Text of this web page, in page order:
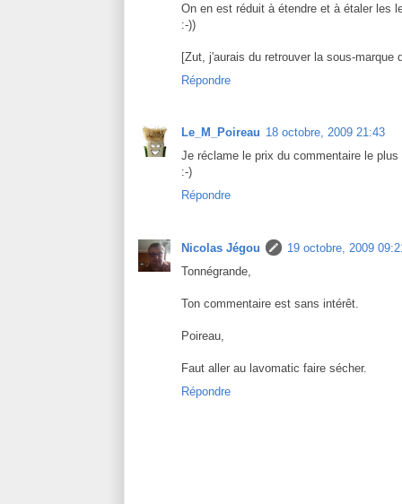
On en est réduit à étendre et à étaler les
:-))
[Zut, j'aurais du retrouver la sous-
Répondre
Le_M_Poireau 18 octobre, 2009 21:43
Je réclame le prix du commentaire le plus
:-)
Répondre
Nicolas Jégou
19 octobre, 2009
Tonnégrande,
Ton commentaire est sans intérêt.
Poireau,
Faut aller au lavomatic faire sécher.
Répondre